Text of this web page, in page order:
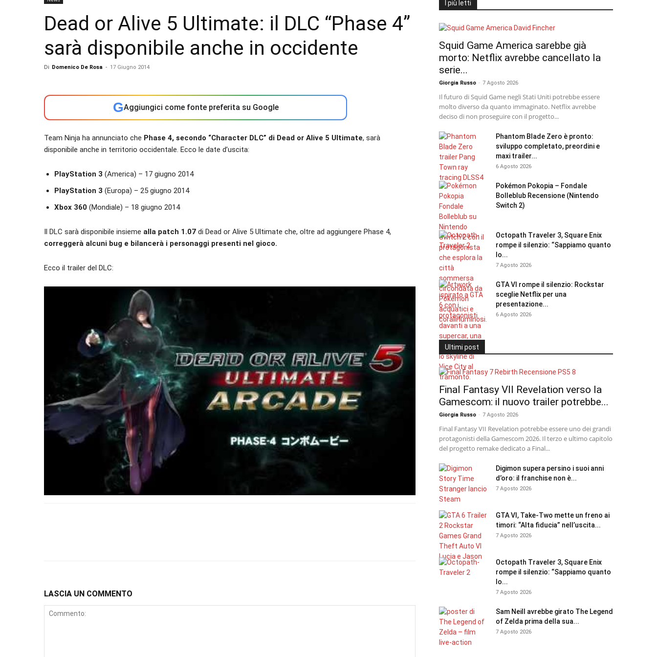
Dead or Alive 5 Ultimate: il DLC “Phase 4”
sarà disponibile anche in occidente
Di Domenico De Rosa - 17 Giugno 2014
GAggiungici come fonte preferita su Google
Team Ninja ha annunciato che Phase 4, secondo “Character DLC” di Dead or Alive 5 Ultimate, sarà
disponibile anche in territorio occidentale. Ecco le date d’uscita:
PlayStation 3 (America) – 17 giugno 2014
PlayStation 3 (Europa) – 25 giugno 2014
Xbox 360 (Mondiale) – 18 giugno 2014
Il DLC sarà disponibile insieme alla patch 1.07 di Dead or Alive 5 Ultimate che, oltre ad aggiungere Phase 4,
correggerà alcuni bug e bilancerà i personaggi presenti nel gioco.
Ecco il trailer del DLC:
LASCIA UN COMMENTO
I più letti
Squid Game America sarebbe già
morto: Netflix avrebbe cancellato la
serie...
Giorgia Russo - 7 Agosto 2026
Il futuro di Squid Game negli Stati Uniti potrebbe essere
molto diverso da quanto immaginato. Netflix avrebbe
deciso di non proseguire con il progetto...
Phantom Blade Zero è pronto:
sviluppo completato, preordini e
maxi trailer...
6 Agosto 2026
Pokémon Pokopia – Fondale
Bolleblub Recensione (Nintendo
Switch 2)
Octopath Traveler 3, Square Enix
rompe il silenzio: “Sappiamo quanto
lo...
7 Agosto 2026
GTA VI rompe il silenzio: Rockstar
sceglie Netflix per una
presentazione...
6 Agosto 2026
Ultimi post
Final Fantasy VII Revelation verso la
Gamescom: il nuovo trailer potrebbe...
Giorgia Russo - 7 Agosto 2026
Final Fantasy VII Revelation potrebbe essere uno dei grandi
protagonisti della Gamescom 2026. Il terzo e ultimo capitolo
del progetto remake dedicato a Final...
Digimon supera persino i suoi anni
d’oro: il franchise non è...
7 Agosto 2026
GTA VI, Take-Two mette un freno ai
timori: “Alta fiducia” nell’uscita...
7 Agosto 2026
Octopath Traveler 3, Square Enix
rompe il silenzio: “Sappiamo quanto
lo...
7 Agosto 2026
Sam Neill avrebbe girato The Legend
of Zelda prima della sua...
7 Agosto 2026